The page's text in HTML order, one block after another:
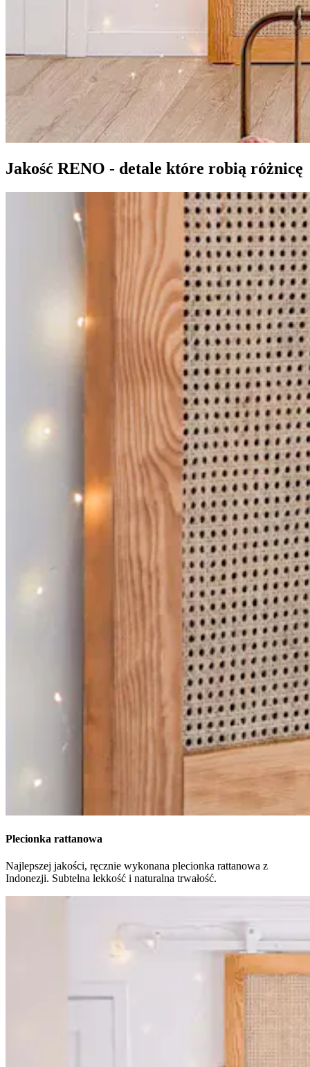
Jakość RENO - detale które robią różnicę
Plecionka rattanowa
Najlepszej jakości, ręcznie wykonana plecionka rattanowa z
Indonezji. Subtelna lekkość i naturalna trwałość.